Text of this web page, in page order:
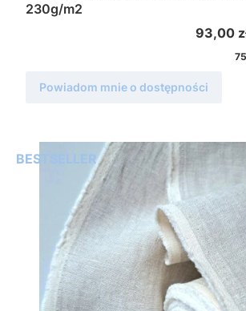
230g/m2
Cena
93,00
Powiadom mnie o dostępności
BESTSELLER